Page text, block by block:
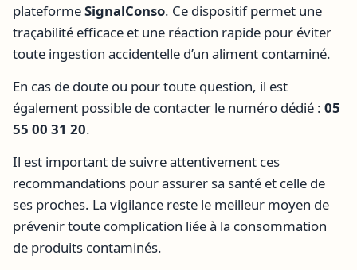
plateformeSignalConso. Ce dispositif permet une
traçabilité efficace et une réaction rapide pour éviter
toute ingestion accidentelle d’un aliment contaminé.
En cas de doute ou pour toute question, il est
également possible de contacter le numéro dédié : 05
55 00 31 20.
Il est important de suivre attentivement ces
recommandations pour assurer sa santé et celle de
ses proches. La vigilance reste le meilleur moyen de
prévenir toute complication liée à la consommation
de produits contaminés.